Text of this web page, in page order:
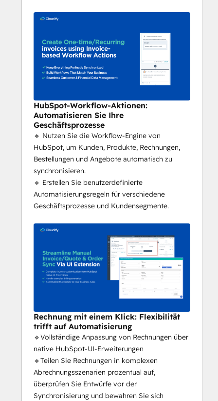
⚙️ Maßgeschneiderte
🚀 Keine Einrichtungsgebühren, schnelle
Einarbeitung und kompetenter Support
HubSpot-Workflow-Aktionen:
Automatisieren Sie Ihre
Geschäftsprozesse
🔹 Nutzen Sie die Workflow-Engine von
HubSpot, um Kunden, Produkte, Rechnungen,
Bestellungen und Angebote automatisch zu
synchronisieren.
🔹 Erstellen Sie benutzerdefinierte
Automatisierungsregeln für verschiedene
Geschäftsprozesse und Kundensegmente.
Rechnung mit einem Klick: Flexibilität
trifft auf Automatisierung
🔹Vollständige Anpassung von Rechnungen über
native HubSpot-UI-Erweiterungen
🔹Teilen Sie Rechnungen in komplexen
Abrechnungsszenarien prozentual auf,
überprüfen Sie Entwürfe vor der
Synchronisierung und bewahren Sie sich